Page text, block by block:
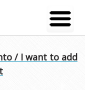
/ I want to add